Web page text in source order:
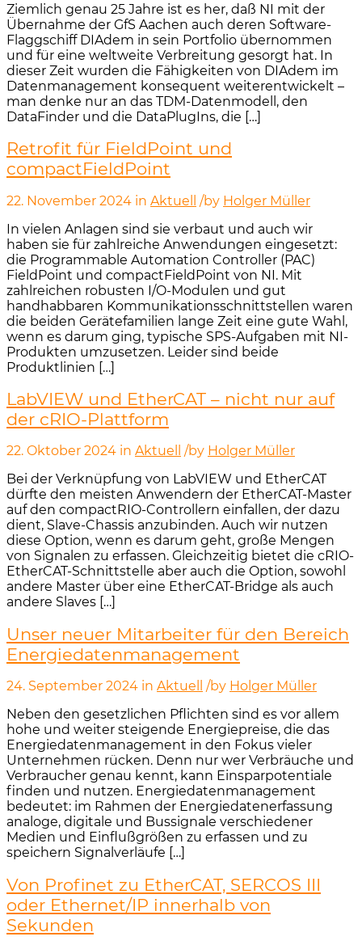
Ziemlich genau 25 Jahre ist es her, daß NI mit der
Übernahme der GfS Aachen auch deren Software-
Flaggschiff DIAdem in sein Portfolio übernommen
und für eine weltweite Verbreitung gesorgt hat. In
dieser Zeit wurden die Fähigkeiten von DIAdem im
Datenmanagement konsequent weiterentwickelt –
man denke nur an das TDM-Datenmodell, den
DataFinder und die DataPlugIns, die […]
Retrofit für FieldPoint und
compactFieldPoint
22. November 2024 in Aktuell /by Holger Müller
In vielen Anlagen sind sie verbaut und auch wir
haben sie für zahlreiche Anwendungen eingesetzt:
die Programmable Automation Controller (PAC)
FieldPoint und compactFieldPoint von NI. Mit
zahlreichen robusten I/O-Modulen und gut
handhabbaren Kommunikationsschnittstellen waren
die beiden Gerätefamilien lange Zeit eine gute Wahl,
wenn es darum ging, typische SPS-Aufgaben mit NI-
Produkten umzusetzen. Leider sind beide
Produktlinien […]
LabVIEW und EtherCAT – nicht nur auf
der cRIO-Plattform
22. Oktober 2024 in Aktuell /by Holger Müller
Bei der Verknüpfung von LabVIEW und EtherCAT
dürfte den meisten Anwendern der EtherCAT-Master
auf den compactRIO-Controllern einfallen, der dazu
dient, Slave-Chassis anzubinden. Auch wir nutzen
diese Option, wenn es darum geht, große Mengen
von Signalen zu erfassen. Gleichzeitig bietet die cRIO-
EtherCAT-Schnittstelle aber auch die Option, sowohl
andere Master über eine EtherCAT-Bridge als auch
andere Slaves […]
Unser neuer Mitarbeiter für den Bereich
Energiedatenmanagement
24. September 2024 in Aktuell /by Holger Müller
Neben den gesetzlichen Pflichten sind es vor allem
hohe und weiter steigende Energiepreise, die das
Energiedatenmanagement in den Fokus vieler
Unternehmen rücken. Denn nur wer Verbräuche und
Verbraucher genau kennt, kann Einsparpotentiale
finden und nutzen. Energiedatenmanagement
bedeutet: im Rahmen der Energiedatenerfassung
analoge, digitale und Bussignale verschiedener
Medien und Einflußgrößen zu erfassen und zu
speichern Signalverläufe […]
Von Profinet zu EtherCAT, SERCOS III
oder Ethernet/IP innerhalb von
Sekunden